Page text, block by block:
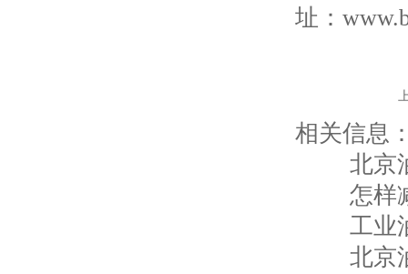
址：
相关信息
北京
怎样
工业
北京